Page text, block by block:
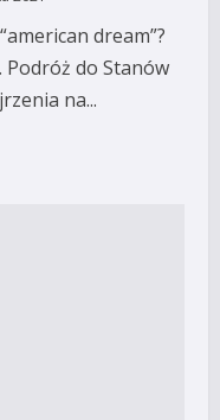
dream”?
Podróż do Stanów
na...